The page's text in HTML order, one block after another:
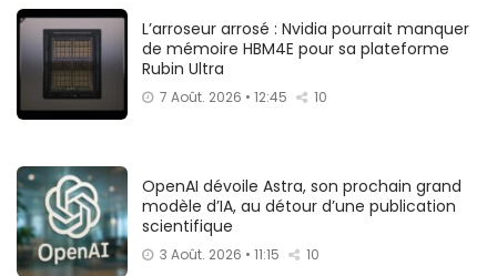
L’arroseur arrosé : Nvidia pourrait manquer
de mémoire HBM4E pour sa plateforme
Rubin Ultra
7 Août. 2026 • 12:45 10
OpenAI dévoile Astra, son prochain grand
modèle d’IA, au détour d’une publication
scientifique
3 Août. 2026 • 11:15 10